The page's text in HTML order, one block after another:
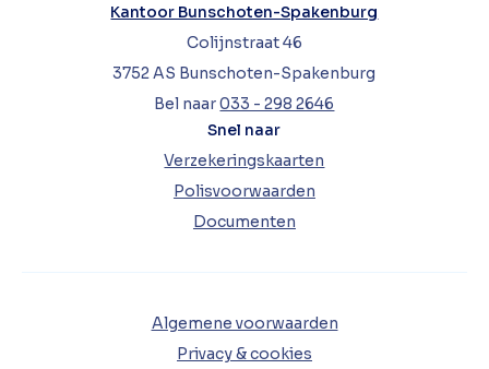
Kantoor Bunschoten-Spakenburg
Colijnstraat 46
3752 AS Bunschoten-Spakenburg
Bel naar033 - 298 2646
Snel naar
Verzekeringskaarten
Polisvoorwaarden
Documenten
Algemene voorwaarden
Privacy & cookies